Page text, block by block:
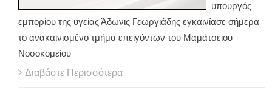
υπουργός
εμπορίου της υγείας Άδωνις Γεωργιάδης εγκαινίασε σήμερα
το ανακαινισμένο τμήμα επειγόντων του Μαμάτσειου
Νοσοκομείου
Διαβάστε Περισσότερα